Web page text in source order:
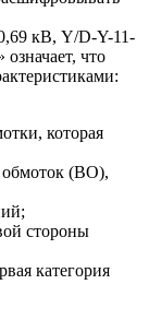
кВ, Y/D-Y-11-
что
которая
обмоток (ВО),
стороны
категория